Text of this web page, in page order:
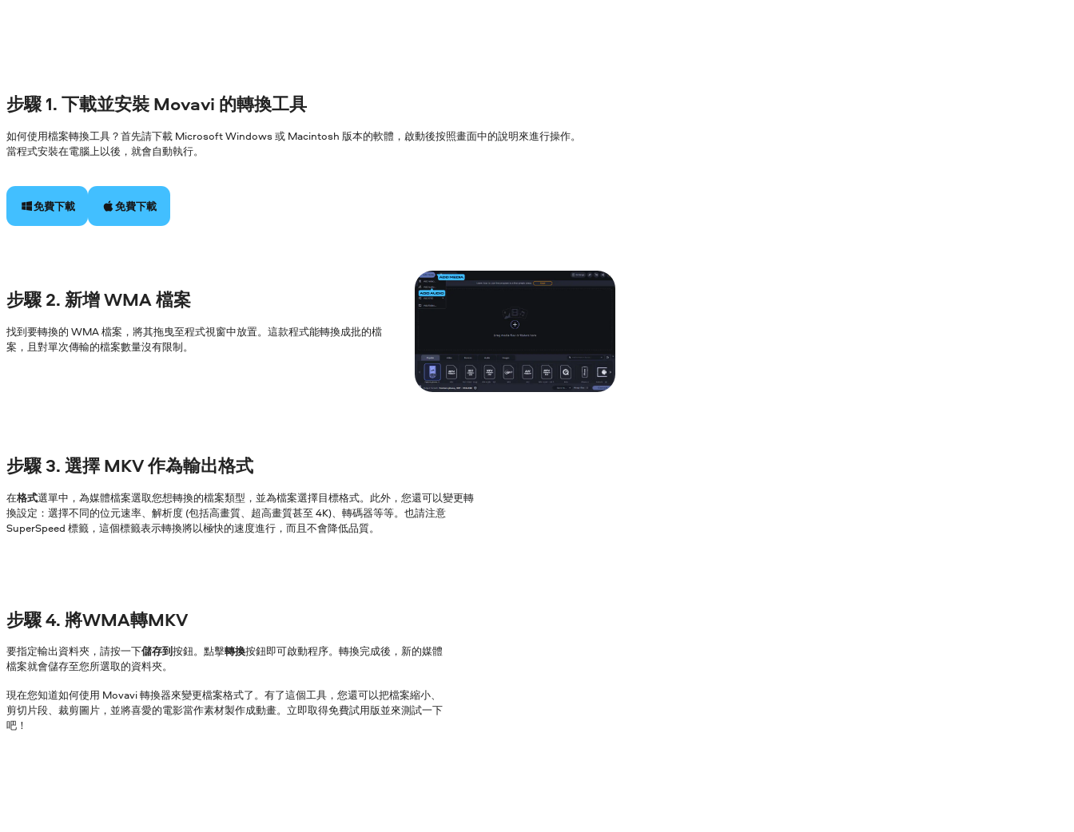
步驟 1. 下載並安裝 Movavi 的轉換工具
如何使用檔案轉換工具？首先請下載 Microsoft Windows 或 Macintosh 版本的軟體，啟動後按照畫面中的說明來進行操作。
當程式安裝在電腦上以後，就會自動執行。
免費下載 免費下載
步驟 2. 新增 WMA 檔案
找到要轉換的 WMA 檔案，將其拖曳至程式視窗中放置。這款程式能轉換成批的檔
案，且對單次傳輸的檔案數量沒有限制。
步驟 3. 選擇 MKV 作為輸出格式
在格式選單中，為媒體檔案選取您想轉換的檔案類型，並為檔案選擇目標格式。此外，您還可以變更轉
換設定：選擇不同的位元速率、解析度 (包括高畫質、超高畫質甚至 4K)、轉碼器等等。也請注意
SuperSpeed 標籤，這個標籤表示轉換將以極快的速度進行，而且不會降低品質。
步驟 4. 將WMA轉MKV
要指定輸出資料夾，請按一下儲存到按鈕。點擊轉換按鈕即可啟動程序。轉換完成後，新的媒體
檔案就會儲存至您所選取的資料夾。
現在您知道如何使用 Movavi 轉換器來變更檔案格式了。有了這個工具，您還可以把檔案縮小、
剪切片段、裁剪圖片，並將喜愛的電影當作素材製作成動畫。立即取得免費試用版並來測試一下
吧！